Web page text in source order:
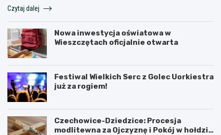
Czytaj dalej
Nowa inwestycja oświatowa w
Wieszczętach oficjalnie otwarta
Festiwal Wielkich Serc z Golec Uorkiestra
już za rogiem!
Czechowice-Dziedzice: Procesja
modlitewna za Ojczyznę i Pokój w hołdzie